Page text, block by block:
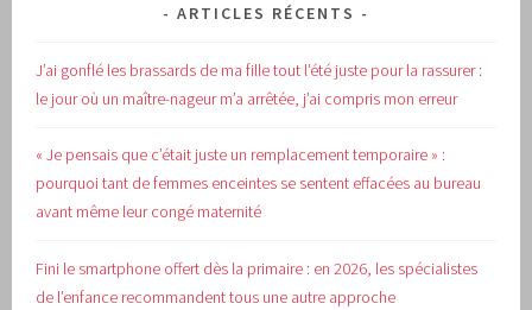
ARTICLES RÉCENTS
J’ai gonflé les brassards de ma fille tout l’été juste pour la rassurer :
le jour où un maître-nageur m’a arrêtée, j’ai compris mon erreur
« Je pensais que c’était juste un remplacement temporaire » :
pourquoi tant de femmes enceintes se sentent effacées au bureau
avant même leur congé maternité
Fini le smartphone offert dès la primaire : en 2026, les spécialistes
de l’enfance recommandent tous une autre approche